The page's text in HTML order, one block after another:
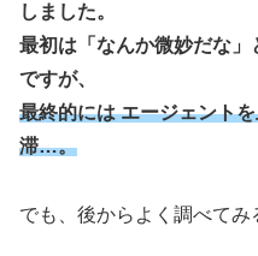
しました。
最初は「なんか微妙だな
ですが、
最終的には エージェント
滞…。
でも、後からよく調べてみ